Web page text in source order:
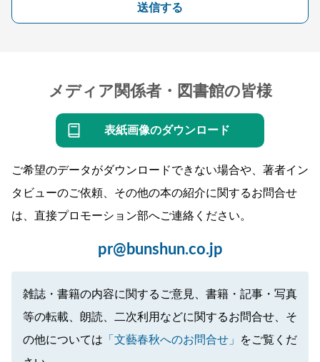
送信する
メディア関係者・図書館の皆様
表紙画像のダウンロード
ご希望のデータがダウンロードできない場合や、著者イン
タビューのご依頼、その他の本の紹介に関するお問合せ
は、直接プロモーション部へご連絡ください。
pr@bunshun.co.jp
雑誌・書籍の内容に関するご意見、書籍・記事・写真
等の転載、朗読、二次利用などに関するお問合せ、そ
の他については 「文藝春秋へのお問合せ」
をご覧くだ